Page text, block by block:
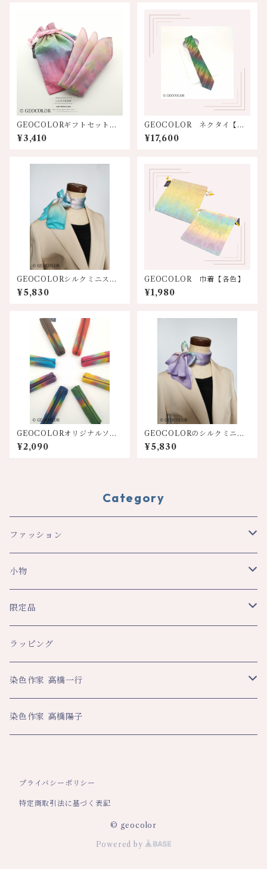
GEOCOLORギフトセット
【巾着&ハンカチ】8色展開
¥3,410
GEOCOLOR ネクタイ【グ
リーン多色①】
¥17,600
GEOCOLORシルクミニスカ
ーフ【水色系】
¥5,830
GEOCOLOR 巾着【各色】
¥1,980
GEOCOLORオリジナルソフ
トペンケース【各色】
¥2,090
GEOCOLORのシルクミニス
カーフ【パープル系】
¥5,830
Category
ファッション
スカーフ・ショール
ショール
スカーフ
レディース
トップス
スカート・パンツ
メンズ
ネクタイ
マフラー・ストール
小物
文具
ペンケース
ブックカバー
生活
ハンカチ
大判ハンカチ
巾着
ビジネス
名刺入れ
ネックストラップ
その他
限定品
八幡平ドラゴンアイ関連
ハンカチ
スカーフ
数量限定企画品
平舘高校共同企画品
ラッピング
染色作家 高橋一行
アートクロス
染色作家 高橋陽子
プライバシーポリシー
特定商取引法に基づく表記
© geocolor
Powered by